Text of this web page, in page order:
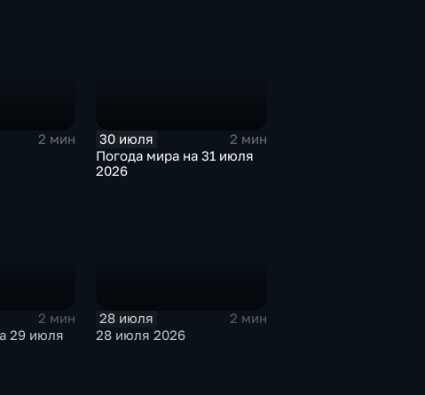
2 мин
30 июля
2 мин
Погода мира на 31 июля
2026
2 мин
29 июля
28 июля
2 мин
28 июля 2026